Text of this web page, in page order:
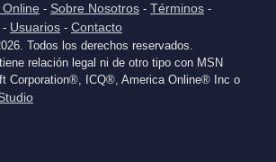
- Sobre Nosotros - Términos -
- Usuarios - Contacto
Todos los derechos reservados.
relación legal ni de otro tipo con MSN
Corporation®, ICQ®, America Online® Inc o